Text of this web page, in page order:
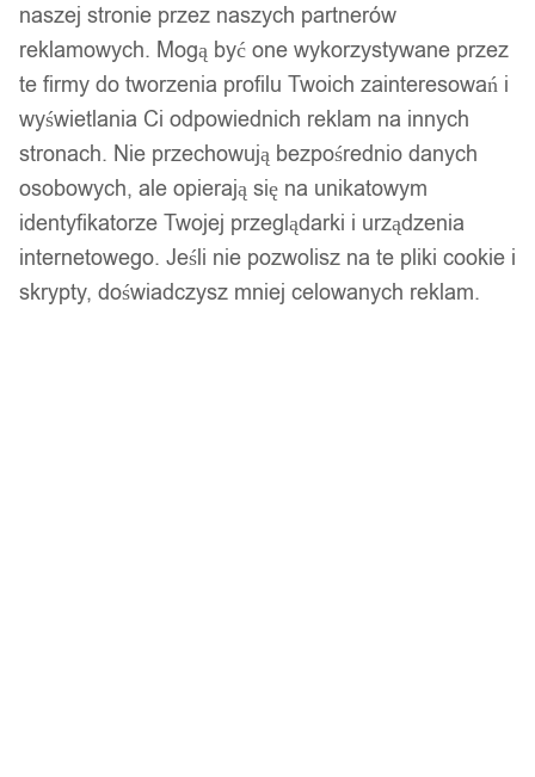
Główne cechy:
Styl: Wisiorek w kształcie żółwia + regulowany naszyjnik
Warunek: 100% nowy, nie używany
Materiał: Wysokiej jakości żywica (wisiorek) + trwały
sznurek bawełniany (naszyjnik)
Długość naszyjnika: Regulowana, od 30 cm do 65 cm,
dopasowuje się do preferencji noszenia
Rozmiar wisiorka: ok. 4,1 cm x 3,1 cm
Ilość w opakowaniu: 1 sztuka
naszej stronie przez naszych partnerów
reklamowych. Mogą być one wykorzystywane przez
te firmy do tworzenia profilu Twoich zainteresowań i
wyświetlania Ci odpowiednich reklam na innych
stronach. Nie przechowują bezpośrednio danych
osobowych, ale opierają się na unikatowym
identyfikatorze Twojej przeglądarki i urządzenia
internetowego. Jeśli nie pozwolisz na te pliki cookie i
skrypty, doświadczysz mniej celowanych reklam.